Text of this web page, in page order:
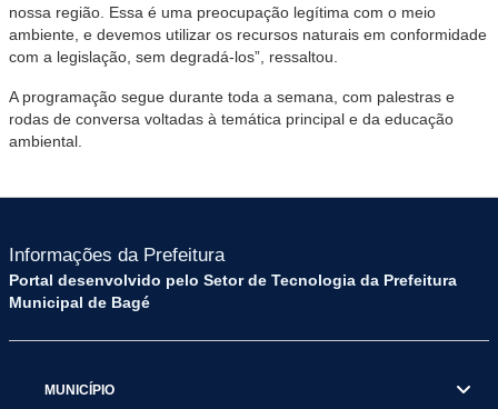
nossa região. Essa é uma preocupação legítima com o meio
ambiente, e devemos utilizar os recursos naturais em conformidade
com a legislação, sem degradá-los”, ressaltou.
A programação segue durante toda a semana, com palestras e
rodas de conversa voltadas à temática principal e da educação
ambiental.
Informações da Prefeitura
Portal desenvolvido pelo Setor de Tecnologia da Prefeitura
Municipal de Bagé
MUNICÍPIO